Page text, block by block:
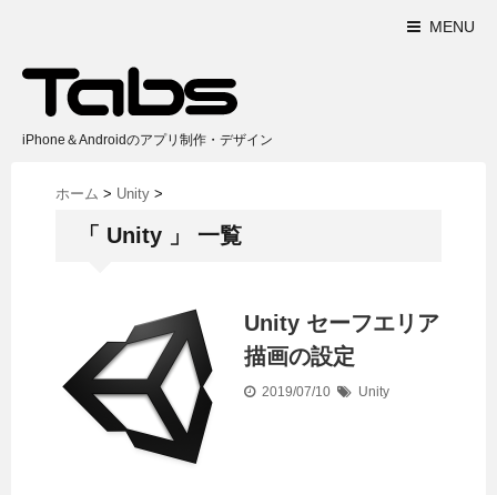
MENU
iPhone＆Androidのアプリ制作・デザイン
ホーム > Unity >
「 Unity 」 一覧
Unity セーフエリア
描画の設定
2019/07/10 Unity